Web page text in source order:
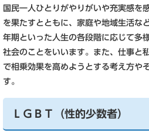
国民一人ひとりがやりがいや充実感を
を果たすとともに、家庭や地域生活な
年期といった人生の各段階に応じて多
社会のことをいいます。また、仕事と
で相乗効果を高めようとする考え方や
す。
ＬＧＢＴ（性的少数者）